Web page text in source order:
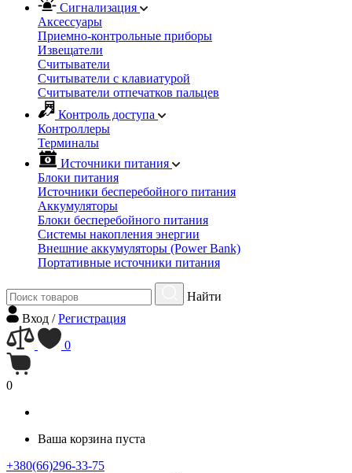
Сигнализация
Аксессуары
Приемно-контрольные приборы
Извещатели
Считыватели
Cчитыватели с клавиатурой
Cчитыватели отпечатков пальцев
Контроль доступа
Контроллеры
Терминалы
Источники питания
Блоки питания
Источники бесперебойного питания
Аккумуляторы
Блоки бесперебойного питания
Системы накопления энергии
Внешние аккумуляторы (Power Bank)
Портативные источники питания
Найти
Вход /Регистрация
0
0
Ваша корзина пуста
+380(66)296-33-75